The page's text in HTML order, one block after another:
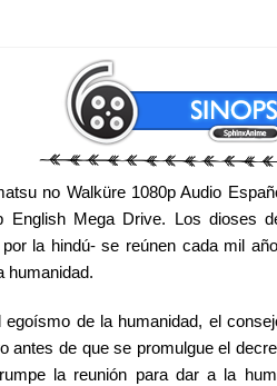
no Walküre 1080p Audio
English Mega Drive. Los dioses
la hindú- se reúnen cada mil
humanidad.
egoísmo de la humanidad, el
antes de que se promulgue el
la reunión para dar a la